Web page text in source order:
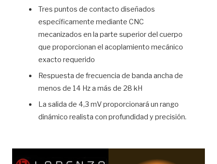
Tres puntos de contacto diseñados
específicamente mediante CNC
mecanizados en la parte superior del cuerpo
que proporcionan el acoplamiento mecánico
exacto requerido
Respuesta de frecuencia de banda ancha de
menos de 14 Hz a más de 28 kH
La salida de 4,3 mV proporcionará un rango
dinámico realista con profundidad y precisión.